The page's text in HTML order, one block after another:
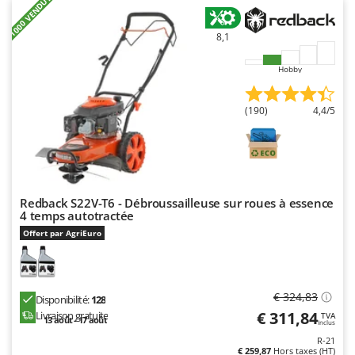
Seven Italy
Sirman
Smartwood
Smeg
Snapper
Solidur
Spice Electronics
Spiralmac
Spring Protezione
Spyro
+1000 VENDUTI 8,1
Hobby
(190) 4,4/5
Redback S22V-T6 - Débroussailleuse sur roues à essence
4 temps autotractée
Offert par AgriEuro
Disponibilité:128
Livraison gratuite
13 août - 17 août
€ 324,83
€ 311,84 TVA
Inclus
R-21
€ 259,87 Hors taxes (HT)